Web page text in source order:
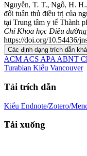
Nguyễn, T. T., Ngô, H.
đổi tuân thủ điều trị của
tại Trung tâm y tế Thành
Chí Khoa học Điều dưỡng
https://doi.org/10.54436/
Các định dạng trích dẫn
ACM ACS APA ABNT
Turabian Kiểu Vancouver
Tải trích dẫn
Kiểu Endnote/Zotero/
Tải xuống